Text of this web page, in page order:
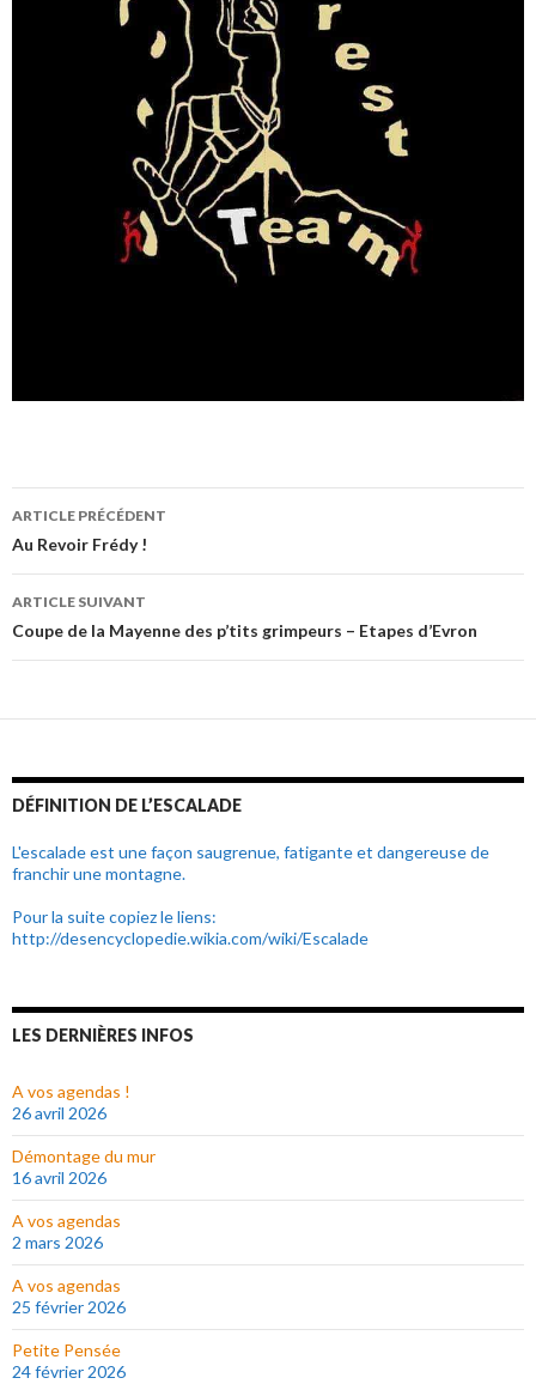
Navigation
de
l’article
ARTICLE PRÉCÉDENT
Au Revoir Frédy !
ARTICLE SUIVANT
Coupe de la Mayenne des p’tits grimpeurs – Etapes d’Evron
DÉFINITION DE L’ESCALADE
L'escalade est une façon saugrenue, fatigante et dangereuse de
franchir une montagne.
Pour la suite copiez le liens:
http://desencyclopedie.wikia.com/wiki/Escalade
LES DERNIÈRES INFOS
A vos agendas !
26 avril 2026
Démontage du mur
16 avril 2026
A vos agendas
2 mars 2026
A vos agendas
25 février 2026
Petite Pensée
24 février 2026